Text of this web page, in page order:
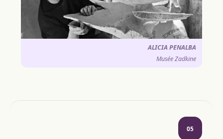
ALICIA PENALBA
Musée Zadkine
05